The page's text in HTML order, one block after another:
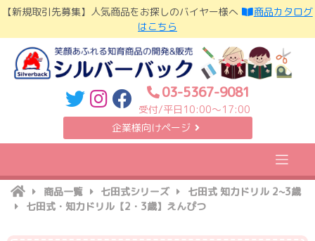
Skip
content
【新規取引先募集】人気商品をお探しのバイヤー様へ
商品カタログ
はこちら
03-5367-9081
受付/平日10:00〜17:00
企業様向けページ
商品一覧 七田式シリーズ
七田式 知力ドリル 2~3歳
七田式・知力ドリル【2・3歳】えんぴつ